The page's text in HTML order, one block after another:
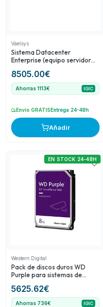
Vaelsys
Sistema Datacenter
Enterprise (equipo servidor
rack 1U) para 20 dispositivos
de conteo (data feed)
ampliable a 200
8505.00€
Ahorras 1113€ IGIC
Envío GRATISEntrega 24-48h
Añadir
Western Digital
Pack de discos duros WD
Purple para sistemas de
5625.62€
EN STOCK 24-48H
Ahorras 736€ IGIC